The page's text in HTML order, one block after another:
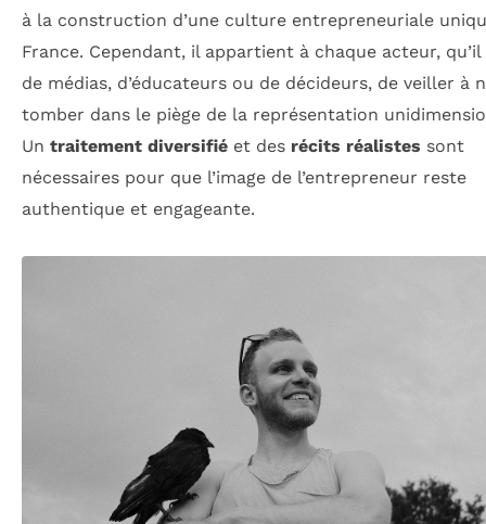
à la construction d’une culture entrepreneuriale
France. Cependant, il appartient à chaque acteur, qu’il
de médias, d’éducateurs ou de décideurs, de veiller à
tomber dans le piège de la représentation
Un traitement diversifié et des récits réalistes sont
nécessaires pour que l’image de l’entrepreneur reste
authentique et engageante.